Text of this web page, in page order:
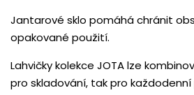
Jantarové sklo pomáhá chránit
opakované použití.
Lahvičky kolekce JOTA lze
pro skladování, tak pro každodenní